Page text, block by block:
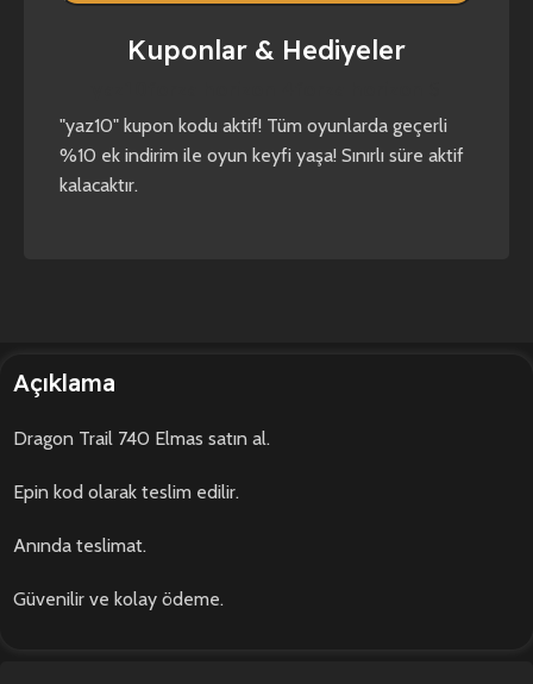
Kuponlar & Hediyeler
"yaz10" kupon kodu aktif! Tüm oyunlarda geçerli
%10 ek indirim ile oyun keyfi yaşa! Sınırlı süre aktif
kalacaktır.
Açıklama
Dragon Trail 740 Elmas satın al.
Epin kod olarak teslim edilir.
Anında teslimat.
Güvenilir ve kolay ödeme.